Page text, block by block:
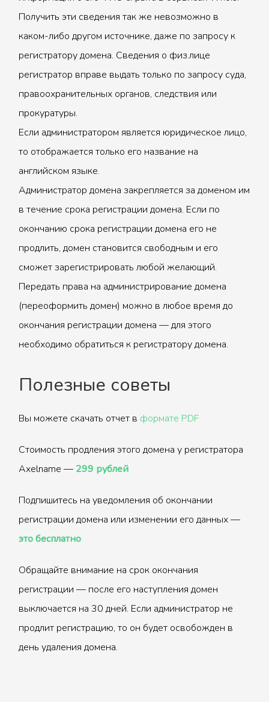
Получить эти сведения так же невозможно в
каком-либо другом источнике, даже по запросу к
регистратору домена. Сведения о физ.лице
регистратор вправе выдать только по запросу суда,
правоохранительных органов, следствия или
прокуратуры.
Если администратором является юридическое лицо,
то отображается только его название на
английском языке.
Администратор домена закрепляется за доменом им
в течение срока регистрации домена. Если по
окончанию срока регистрации домена его не
продлить, домен становится свободным и его
сможет зарегистрировать любой желающий.
Передать права на администрирование домена
(переоформить домен) можно в любое время до
окончания регистрации домена — для этого
необходимо обратиться к регистратору домена.
Полезные советы
Вы можете скачать отчет в формате PDF
Стоимость продления этого домена у регистратора
Axelname — 299 рублей
Подпишитесь на уведомления об окончании
регистрации домена или изменении его данных —
это бесплатно
Обращайте внимание на срок окончания
регистрации — после его наступления домен
выключается на 30 дней. Если администратор не
продлит регистрацию, то он будет освобожден в
день удаления домена.